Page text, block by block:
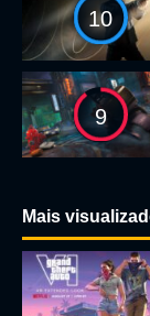
10
9
Mais